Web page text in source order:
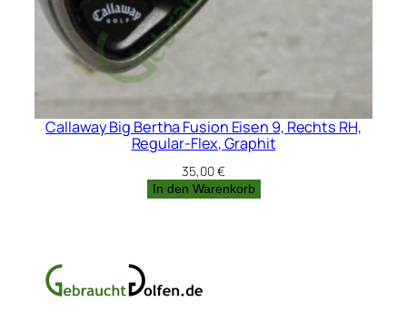
Callaway Big Bertha Fusion Eisen 9, Rechts RH,
Regular-Flex, Graphit
35,00€
In den Warenkorb